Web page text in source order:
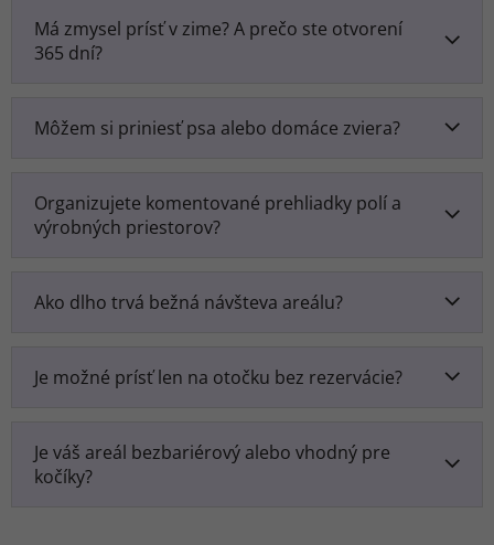
Má zmysel prísť v zime? A prečo ste otvorení
365 dní?
Môžem si priniesť psa alebo domáce zviera?
Organizujete komentované prehliadky polí a
výrobných priestorov?
Ako dlho trvá bežná návšteva areálu?
Je možné prísť len na otočku bez rezervácie?
Je váš areál bezbariérový alebo vhodný pre
kočíky?